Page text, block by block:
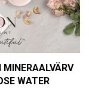
MINERAALVÄRV
WATER